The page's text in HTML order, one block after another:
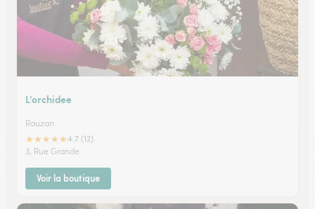
L’orchidee
Rauzan
★★★★★4.7 (12)
3, Rue Grande
Voir la boutique